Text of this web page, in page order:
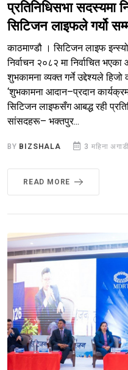
प्रतिनिधिसभा सदस्यमा
सिटिजन लाइफले गर्यो
काठमाण्डौ । सिटिजन लाइफ
निर्वाचन २०८२ मा निर्वाचित
शुभकामना व्यक्त गर्ने उद्देश्यले हिजो
‘शुभकामना आदान–प्रदान
सिटिजन लाइफसँग आबद्ध रही
सांसदहरू– भक्तपुर...
BY BIZSHALA 3 महिना अगाडी
READ MORE